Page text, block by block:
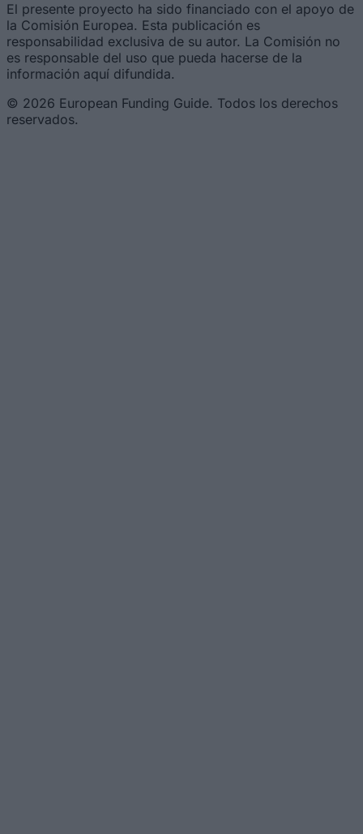
El presente proyecto ha sido financiado con el apoyo de
la Comisión Europea. Esta publicación es
responsabilidad exclusiva de su autor. La Comisión no
es responsable del uso que pueda hacerse de la
información aquí difundida.
© 2026 European Funding Guide. Todos los derechos
reservados.